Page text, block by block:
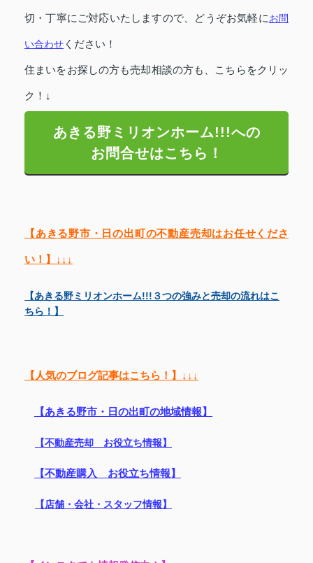
切・丁寧にご対応いたしますので、どうぞお気軽にお問
い合わせ ください！
住まいをお探しの方も売却相談の方も、こちらをクリッ
ク！↓
あきる野ミリオンホーム!!!への
お問合せはこちら！
【あきる野市・日の出町の不動産売却はお任せくださ
い！】↓↓↓
【あきる野ミリオンホーム!!!３つの強みと売却の流れはこ
ちら！】
【人気のブログ記事はこちら！】↓↓↓
【あきる野市・日の出町の地域情報】
【不動産売却 お役立ち情報】
【不動産購入 お役立ち情報】
【店舗・会社・スタッフ情報】